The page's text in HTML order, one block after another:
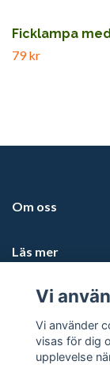
Ficklampa
79 kr
Om oss
Läs mer
Sociala medier
Vi
Vi använder
visas för dig
upplevelse